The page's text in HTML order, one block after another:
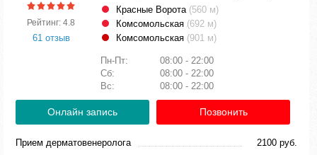
Рейтинг: 4.8
61 отзыв
Красные Ворота (560 м)
Комсомольская (692 м)
Комсомольская (901 м)
Пн-Пт:
08:00 - 22:00
Сб:
08:00 - 22:00
Вс:
08:00 - 22:00
Онлайн запись Позвонить
Прием дерматовенеролога 2100 руб.